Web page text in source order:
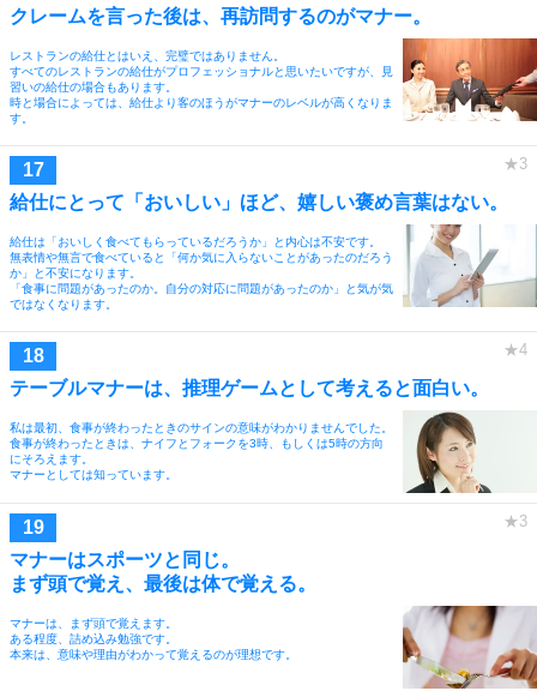
クレームを言った後は、再訪問するのがマナー。
レストランの給仕とはいえ、完璧ではありません。
すべてのレストランの給仕がプロフェッショナルと思いたいですが、見
習いの給仕の場合もあります。
時と場合によっては、給仕より客のほうがマナーのレベルが高くなりま
す。
給仕にとって「おいしい」ほど、嬉しい褒め言葉はない。
給仕は「おいしく食べてもらっているだろうか」と内心は不安です。
無表情や無言で食べていると「何か気に入らないことがあったのだろう
か」と不安になります。
「食事に問題があったのか。自分の対応に問題があったのか」と気が気
ではなくなります。
テーブルマナーは、推理ゲームとして考えると面白い。
私は最初、食事が終わったときのサインの意味がわかりませんでした。
食事が終わったときは、ナイフとフォークを3時、もしくは5時の方向
にそろえます。
マナーとしては知っています。
マナーはスポーツと同じ。
まず頭で覚え、最後は体で覚える。
マナーは、まず頭で覚えます。
ある程度、詰め込み勉強です。
本来は、意味や理由がわかって覚えるのが理想です。